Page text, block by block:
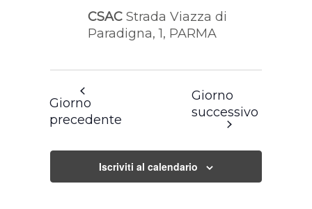
CSACStrada Viazza di
Paradigna, 1, PARMA
Giorno
precedente
Giorno
successivo
Iscriviti al calendario